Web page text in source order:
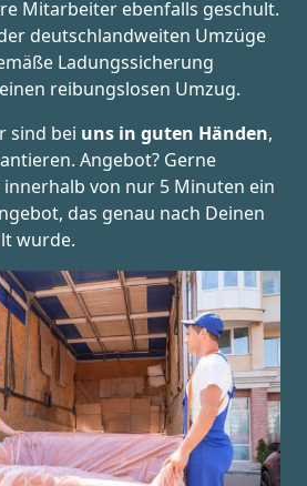
Mitarbeiter ebenfalls geschult.
deutschlandweiten Umzüge
Ladungssicherung
reibungslosen Umzug.
sind bei uns in guten Händen,
Angebot? Gerne
von nur 5 Minuten ein
das genau nach Deinen
wurde.